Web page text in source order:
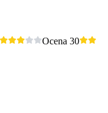
Ocena 30